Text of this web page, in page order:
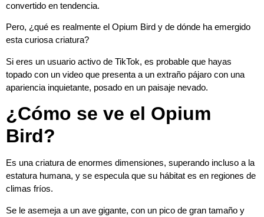
convertido en tendencia.
Pero, ¿qué es realmente el Opium Bird y de dónde ha emergido
esta curiosa criatura?
Si eres un usuario activo de TikTok, es probable que hayas
topado con un video que presenta a un extraño pájaro con una
apariencia inquietante, posado en un paisaje nevado.
¿Cómo se ve el Opium
Bird?
Es una criatura de enormes dimensiones, superando incluso a la
estatura humana, y se especula que su hábitat es en regiones de
climas fríos.
Se le asemeja a un ave gigante, con un pico de gran tamaño y